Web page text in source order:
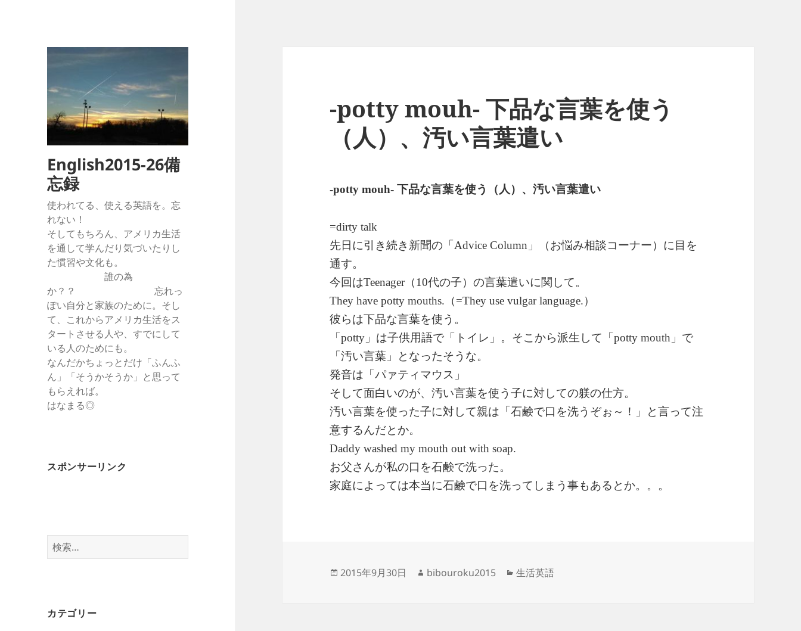
English2015-26備
忘録
使われてる、使える英語を。忘
れない！
そしてもちろん、アメリカ生活
を通して学んだり気づいたりし
た慣習や文化も。
誰の為
か？？ 忘れっ
ぽい自分と家族のために。そし
て、これからアメリカ生活をス
タートさせる人や、すでにして
いる人のためにも。
なんだかちょっとだけ「ふんふ
ん」「そうかそうか」と思って
もらえれば。
はなまる◎
スポンサーリンク
検
索:
カテゴリー
-potty mouh- 下品な言葉を使う
（人）、汚い言葉遣い
-potty mouh-下品な言葉を使う（人）、汚い言葉遣い
=dirty talk
先日に引き続き新聞の「Advice Column 」（お悩み相談コーナー）に目を
通す。
今回はTeenager（10代の子）の言葉遣いに関して。
They have potty mouths. （=They use vulgar language.）
彼らは下品な言葉を使う。
「potty 」は子供用語で「トイレ」。そこから派生して「potty mouth 」で
「汚い言葉」となったそうな。
発音は「パァティマウス」
そして面白いのが、汚い言葉を使う子に対しての躾の仕方。
汚い言葉を使った子に対して親は「石鹸で口を洗うぞぉ～！」と言って注
意するんだとか。
Daddy washed my mouth out with soap.
お父さんが私の口を石鹸で洗った。
家庭によっては本当に石鹸で口を洗ってしまう事もあるとか。。。
投
2015年9月30日
作
bibouroku2015
カ
生活英語